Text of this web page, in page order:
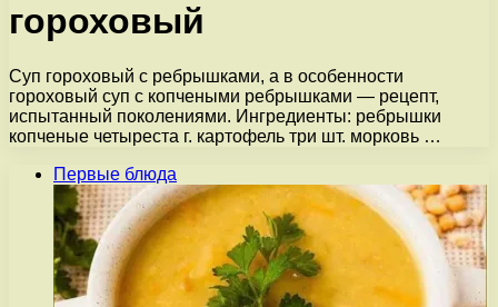
гороховый
Суп гороховый с ребрышками, а в особенности
гороховый суп с копчеными ребрышками — рецепт,
испытанный поколениями. Ингредиенты: ребрышки
копченые четыреста г. картофель три шт. морковь …
Первые блюда